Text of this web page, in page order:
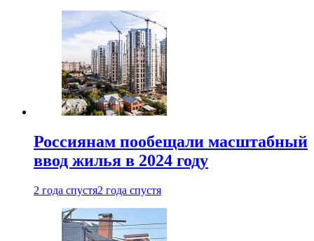
Россиянам пообещали масштабный
ввод жилья в 2024 году
2 года спустя2 года спустя